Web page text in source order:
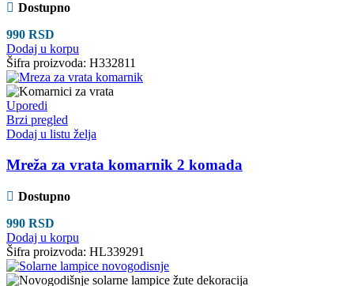
Dostupno
990 RSD
Dodaj u korpu
Šifra proizvoda: H332811
Uporedi
Brzi pregled
Dodaj u listu želja
Mreža za vrata komarnik 2 komada
Dostupno
990 RSD
Dodaj u korpu
Šifra proizvoda: HL339291